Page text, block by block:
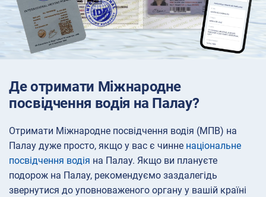
Де отримати Міжнародне
посвідчення водія на Палау?
Отримати Міжнародне посвідчення водія (МПВ) на
Палау дуже просто, якщо у вас є чинне національне
посвідчення водія на Палау. Якщо ви плануєте
подорож на Палау, рекомендуємо заздалегідь
звернутися до уповноваженого органу у вашій країні